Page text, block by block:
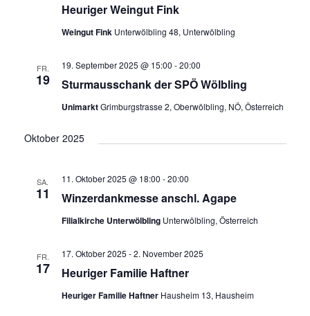
n
n
n
S
c
n
n
t
Heuriger Weingut Fink
Weingut Fink Unterwölbling 48, Unterwölbling
FR.
19 Sturmausschank der SPÖ Wölbling
19. September 2025 @ 15:00 -20:00
UnimarktGrimburgstrasse 2, Oberwölbling, NÖ, Österreich
Oktober 2025
SA.
11 Winzerdankmesse anschl. Agape
11. Oktober 2025 @ 18:00 -20:00
Filialkirche Unterwölbling Unterwölbling, Österreich
FR.
17 Heuriger Familie Haftner
17. Oktober 2025 -2. November 2025
Heuriger Familie Haftner Hausheim 13, Hausheim